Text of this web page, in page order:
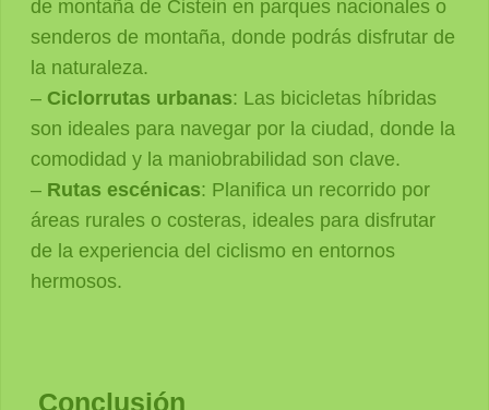
de montaña de Cistein en parques nacionales o
senderos de montaña, donde podrás disfrutar de
la naturaleza.
– Ciclorrutas urbanas: Las bicicletas híbridas
son ideales para navegar por la ciudad, donde la
comodidad y la maniobrabilidad son clave.
– Rutas escénicas: Planifica un recorrido por
áreas rurales o costeras, ideales para disfrutar
de la experiencia del ciclismo en entornos
hermosos.
Conclusión